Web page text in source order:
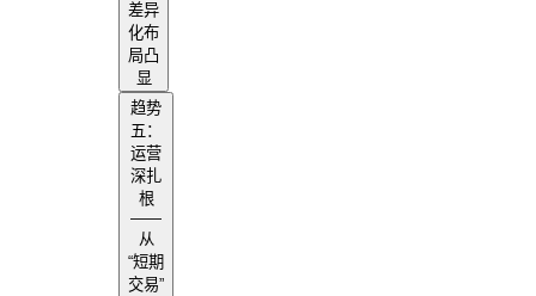
差异
化布
局凸
显
趋势
五：
运营
深扎
根
——
从
“短期
交易”